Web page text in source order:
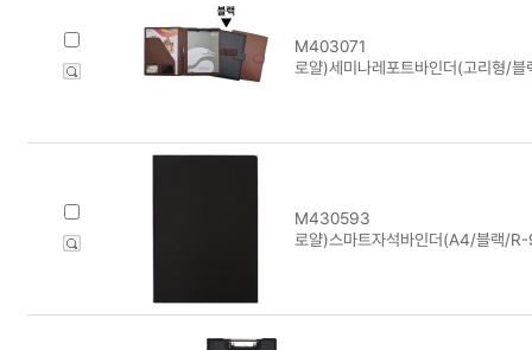
M403071
로얄)세미나레포트바인더(고리
M430593
로얄)스마트자석바인더(A4/블랙/